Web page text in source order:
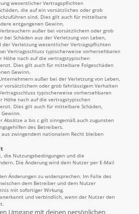
wesentlicher Vertragspflichten
die auf ein vorsätzliches oder grob
sind. Dies gilt auch für mittelbare
entgangenen Gewinn.
außer bei vorsätzlichem oder grob
bei Schäden aus der Verletzung von Leben,
der Verletzung wesentlicher Vertragspflichten
Vertragsschluss typischerweise vorhersehbaren
Höhe nach auf die vertragstypischen
Dies gilt auch für mittelbare Folgeschäden
Gewinn.
außer bei der Verletzung von Leben,
vorsätzlichem oder grob fahrlässigem Verhalten
typischerweise vorhersehbaren
Höhe nach auf die vertragstypischen
Dies gilt auch für mittelbare Schäden,
Absätze a bis c gilt sinngemäß auch zugunsten
des Betreibers.
zwingendem nationalem Recht bleiben
die Nutzungsbedingungen und die
Die Änderung wird dem Nutzer per E-Mail
Änderungen zu widersprechen. Im Falle des
dem Betreiber und dem Nutzer
mit sofortiger Wirkung.
und verbindlich, wenn der Nutzer den
Umgang mit deinen persönlichen